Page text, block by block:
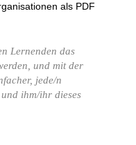
als PDF
Lernenden das
und mit der
jede/n
ihm/ihr dieses